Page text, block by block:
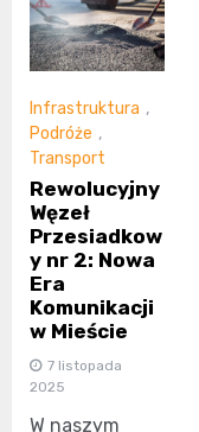
Infrastruktura ,
Podróże ,
Transport
Rewolucyjny
Węzeł
Przesiadkow
y nr 2: Nowa
Era
Komunikacji
w Mieście
7 listopada
2025
W naszym